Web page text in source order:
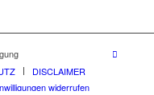
DISCLAIMER
widerrufen